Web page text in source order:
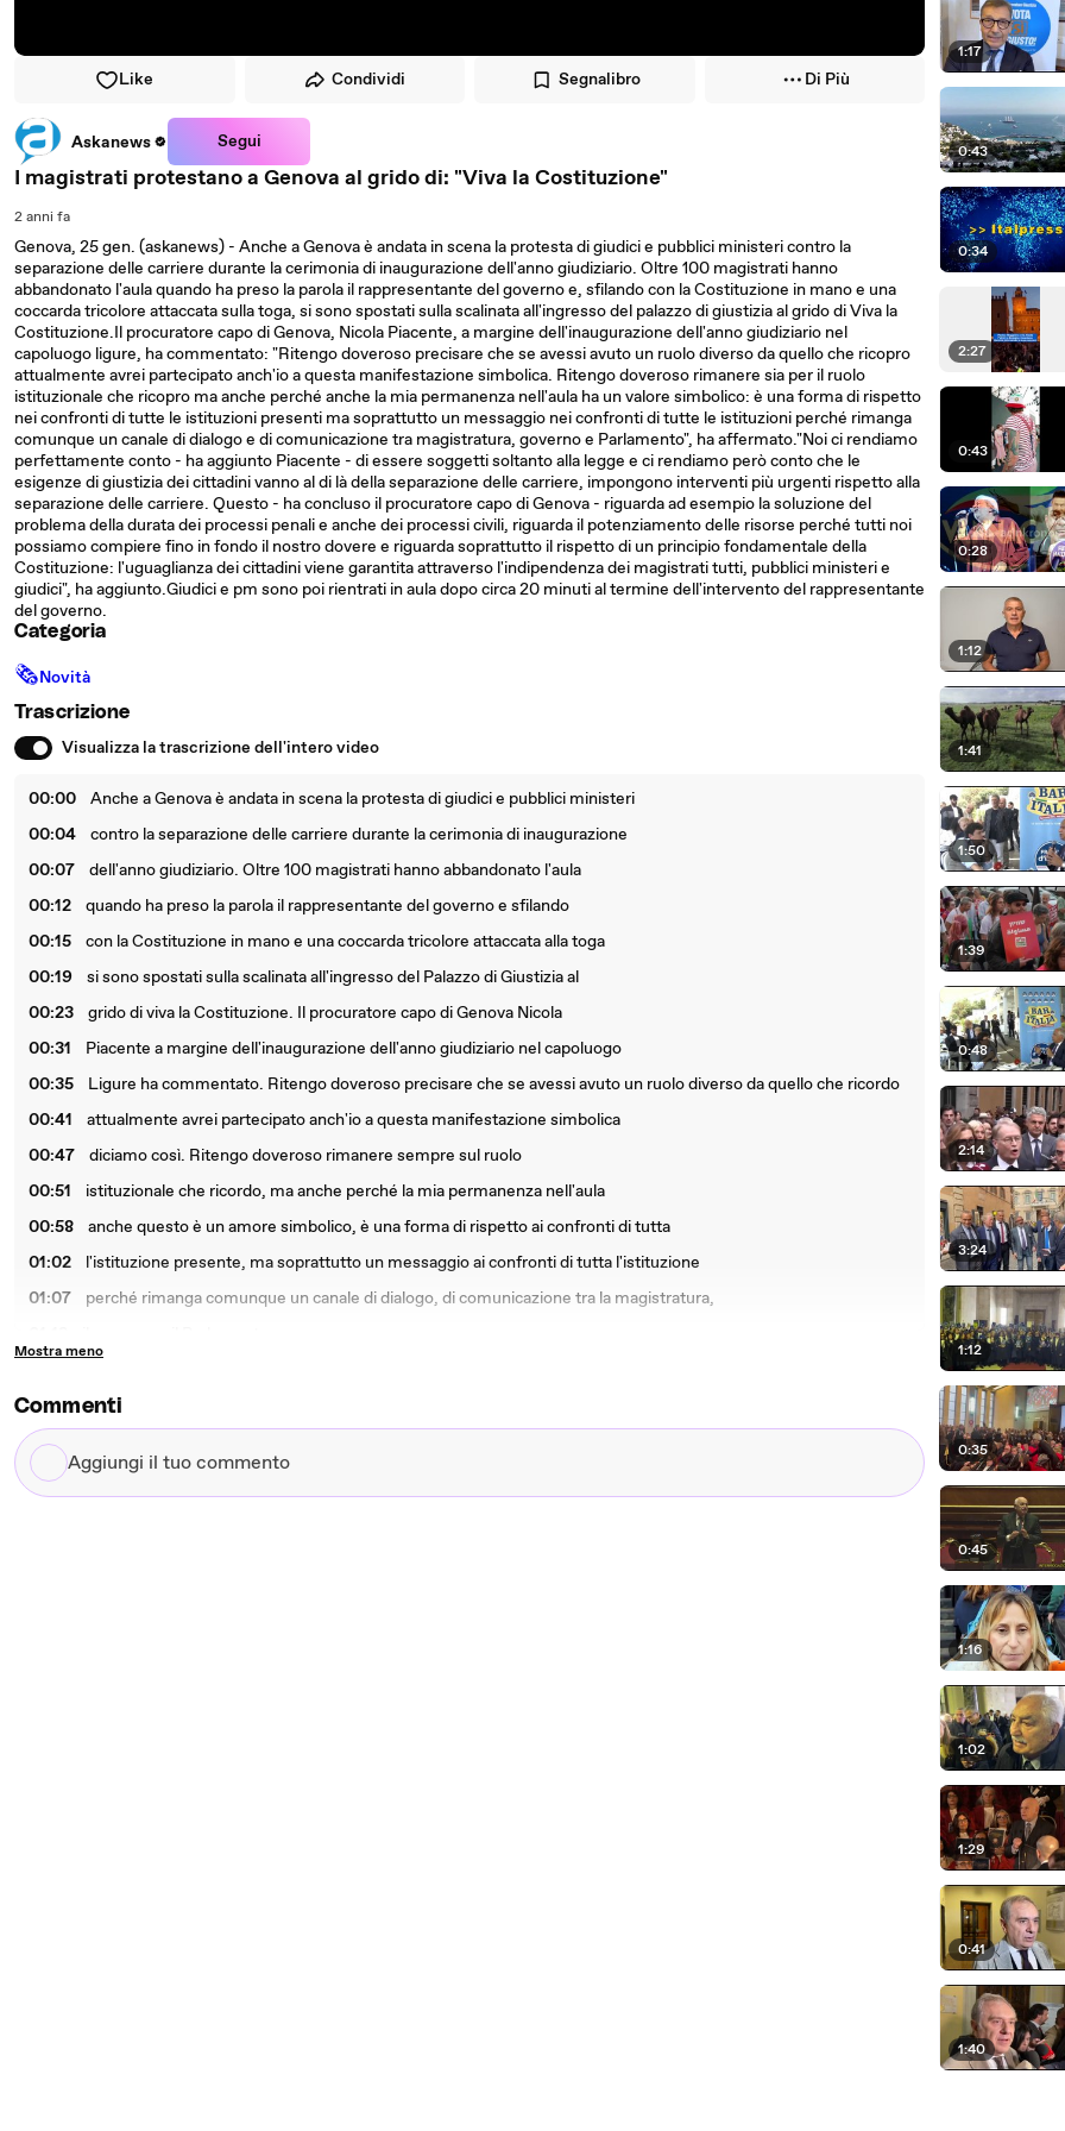
Like Condividi Segnalibro Di Più
Askanews Segui
I magistrati protestano a Genova al grido di: "Viva la Costituzione"
2 anni fa
Genova, 25 gen. (askanews) - Anche a Genova è andata in scena la protesta di giudici e pubblici ministeri contro la
separazione delle carriere durante la cerimonia di inaugurazione dell'anno giudiziario. Oltre 100 magistrati hanno
abbandonato l'aula quando ha preso la parola il rappresentante del governo e, sfilando con la Costituzione in mano e una
coccarda tricolore attaccata sulla toga, si sono spostati sulla scalinata all'ingresso del palazzo di giustizia al grido di Viva la
Costituzione.Il procuratore capo di Genova, Nicola Piacente, a margine dell'inaugurazione dell'anno giudiziario nel
capoluogo ligure, ha commentato: "Ritengo doveroso precisare che se avessi avuto un ruolo diverso da quello che ricopro
attualmente avrei partecipato anch'io a questa manifestazione simbolica. Ritengo doveroso rimanere sia per il ruolo
istituzionale che ricopro ma anche perché anche la mia permanenza nell'aula ha un valore simbolico: è una forma di rispetto
nei confronti di tutte le istituzioni presenti ma soprattutto un messaggio nei confronti di tutte le istituzioni perché rimanga
comunque un canale di dialogo e di comunicazione tra magistratura, governo e Parlamento", ha affermato."Noi ci rendiamo
perfettamente conto - ha aggiunto Piacente - di essere soggetti soltanto alla legge e ci rendiamo però conto che le
esigenze di giustizia dei cittadini vanno al di là della separazione delle carriere, impongono interventi più urgenti rispetto alla
separazione delle carriere. Questo - ha concluso il procuratore capo di Genova - riguarda ad esempio la soluzione del
problema della durata dei processi penali e anche dei processi civili, riguarda il potenziamento delle risorse perché tutti noi
possiamo compiere fino in fondo il nostro dovere e riguarda soprattutto il rispetto di un principio fondamentale della
Costituzione: l'uguaglianza dei cittadini viene garantita attraverso l'indipendenza dei magistrati tutti, pubblici ministeri e
giudici", ha aggiunto.Giudici e pm sono poi rientrati in aula dopo circa 20 minuti al termine dell'intervento del rappresentante
del governo.
Categoria
🗞Novità
Trascrizione
Visualizza la trascrizione dell'intero video
00:00
Anche a Genova è andata in scena la protesta di giudici e pubblici ministeri
00:04
contro la separazione delle carriere durante la cerimonia di inaugurazione
00:07
dell'anno giudiziario. Oltre 100 magistrati hanno abbandonato l'aula
00:12
quando ha preso la parola il rappresentante del governo e sfilando
00:15
con la Costituzione in mano e una coccarda tricolore attaccata alla toga
00:19
si sono spostati sulla scalinata all'ingresso del Palazzo di Giustizia al
00:23
grido di viva la Costituzione. Il procuratore capo di Genova Nicola
00:31
Piacente a margine dell'inaugurazione dell'anno giudiziario nel capoluogo
00:35
Ligure ha commentato. Ritengo doveroso precisare che se avessi avuto un ruolo diverso da quello che ricordo
00:41
attualmente avrei partecipato anch'io a questa manifestazione simbolica
00:47
diciamo così. Ritengo doveroso rimanere sempre sul ruolo
00:51
istituzionale che ricordo, ma anche perché la mia permanenza nell'aula
00:58
anche questo è un amore simbolico, è una forma di rispetto ai confronti di tutta
01:02
l'istituzione presente, ma soprattutto un messaggio ai confronti di tutta l'istituzione
01:07
perché rimanga comunque un canale di dialogo, di comunicazione tra la magistratura,
Mostra meno
Commenti
Aggiungi
il
1:17
0:43
0:34
2:27
0:43
0:28
1:12
1:41
1:50
1:39
0:48
2:14
3:24
1:12
0:35
0:45
1:16
1:02
1:29
0:41
1:40